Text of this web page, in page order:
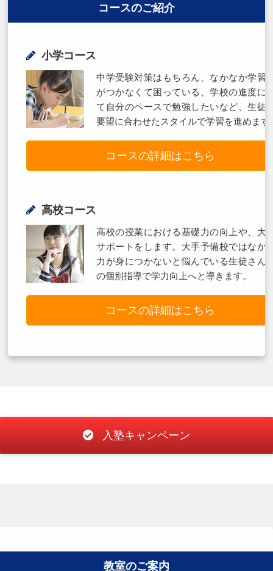
コースのご紹介
小学コース
中学受験対策はもちろん、なかなか学習
がつかなくて困っている、学校の進度に
て自分のペースで勉強したいなど、生徒
要望に合わせたスタイルで学習を進めます
コースの詳細はこちら
高校コース
高校の授業における基礎力の向上や、大
サポートをします。大手予備校ではなか
力が身につかないと悩んでいる生徒さん
の個別指導で学力向上へと導きます。
コースの詳細はこちら
入塾キャンペーン
教室のご案内